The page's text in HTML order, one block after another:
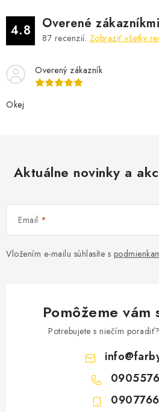
4.8 Overené zákazníkmi
87 recenzií. Zobraziť všetky
Overený zákazník
Okej
Aktuálne novinky a
Email
Vložením e-mailu súhlasíte s
Pomôžeme vám
Potrebujete s niečím
info@